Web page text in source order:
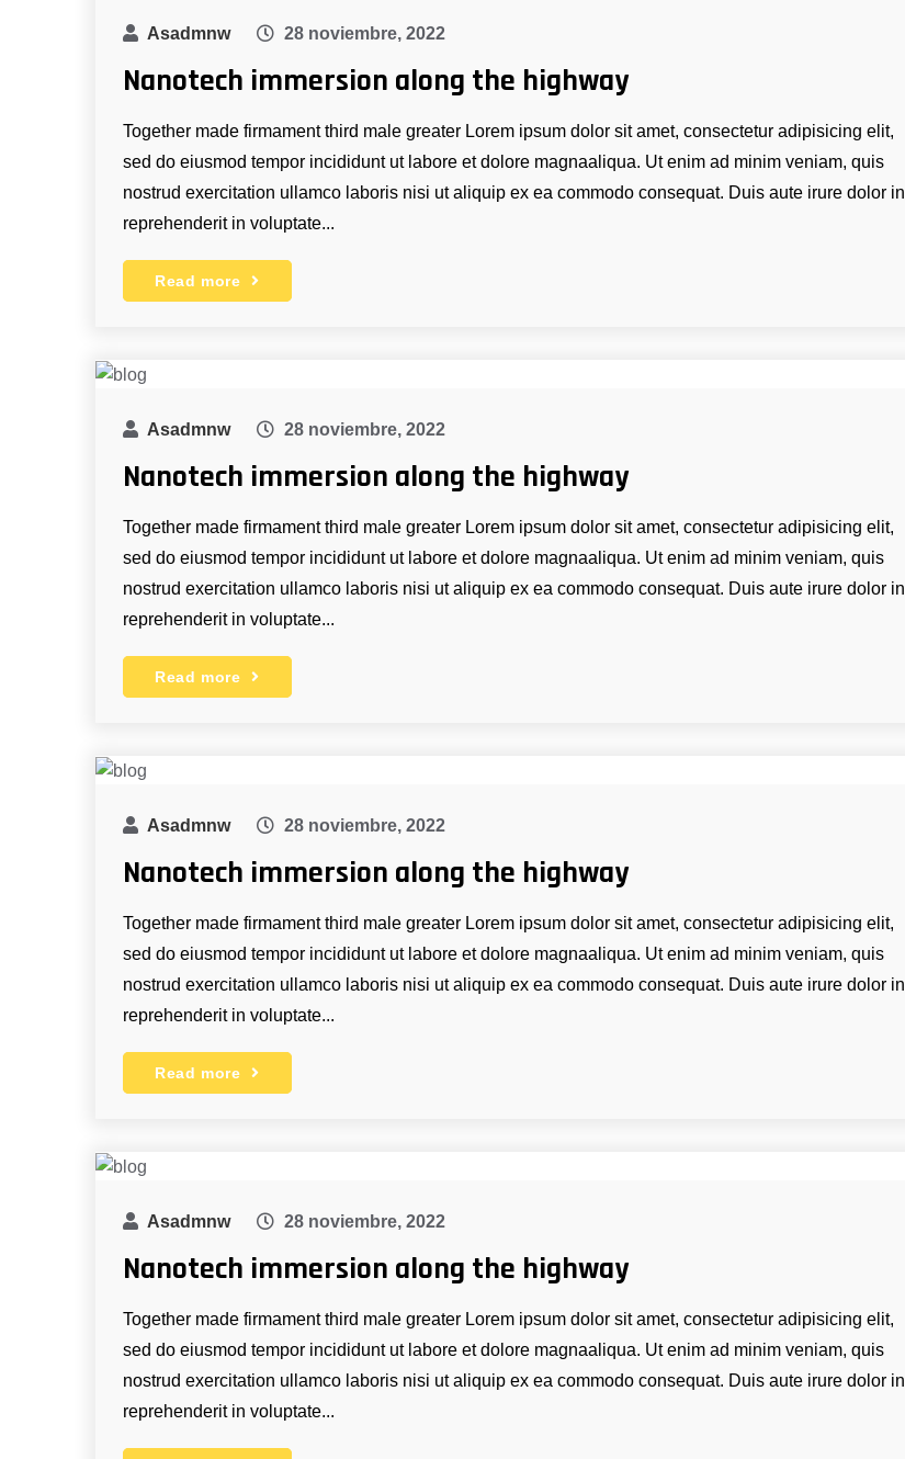
Asadmnw 28 noviembre, 2022
Nanotech immersion along the highway
Together made firmament third male greater Lorem ipsum dolor sit amet, consectetur adipisicing elit,
sed do eiusmod tempor incididunt ut labore et dolore magnaaliqua. Ut enim ad minim veniam, quis
nostrud exercitation ullamco laboris nisi ut aliquip ex ea commodo consequat. Duis aute irure dolor in
reprehenderit in voluptate...
Read more
Asadmnw 28 noviembre, 2022
Nanotech immersion along the highway
Together made firmament third male greater Lorem ipsum dolor sit amet, consectetur adipisicing elit,
sed do eiusmod tempor incididunt ut labore et dolore magnaaliqua. Ut enim ad minim veniam, quis
nostrud exercitation ullamco laboris nisi ut aliquip ex ea commodo consequat. Duis aute irure dolor in
reprehenderit in voluptate...
Read more
Asadmnw 28 noviembre, 2022
Nanotech immersion along the highway
Together made firmament third male greater Lorem ipsum dolor sit amet, consectetur adipisicing elit,
sed do eiusmod tempor incididunt ut labore et dolore magnaaliqua. Ut enim ad minim veniam, quis
nostrud exercitation ullamco laboris nisi ut aliquip ex ea commodo consequat. Duis aute irure dolor in
reprehenderit in voluptate...
Read more
Asadmnw 28 noviembre, 2022
Nanotech immersion along the highway
Together made firmament third male greater Lorem ipsum dolor sit amet, consectetur adipisicing elit,
sed do eiusmod tempor incididunt ut labore et dolore magnaaliqua. Ut enim ad minim veniam, quis
nostrud exercitation ullamco laboris nisi ut aliquip ex ea commodo consequat. Duis aute irure dolor in
reprehenderit in voluptate...